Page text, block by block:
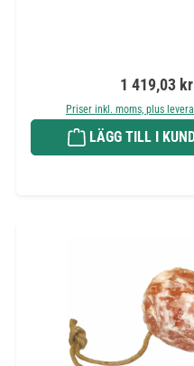
Ordinarie
1 419,03 kr
Priser inkl. moms, plus
LÄGG TILL I